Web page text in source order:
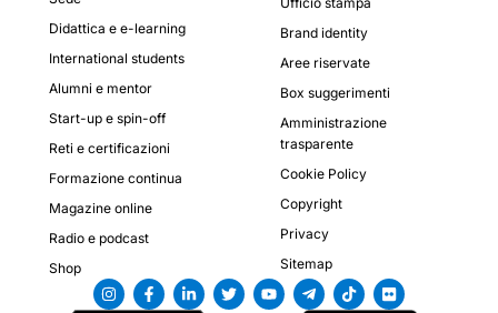
Didattica e e-learning
International students
Alumni e mentor
Start-up e spin-off
Reti e certificazioni
Formazione continua
Magazine online
Radio e podcast
Shop
Brand identity
Aree riservate
Box suggerimenti
Amministrazione
trasparente
Cookie Policy
Copyright
Privacy
Sitemap